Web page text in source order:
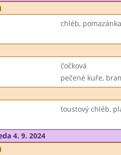
chléb,
čočková
pečené kuře,
toustový chléb,
4. 9. 2024